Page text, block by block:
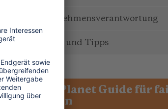
Unternehmensverantwortung
Service und Tipps
One Planet Guide für
Reisen